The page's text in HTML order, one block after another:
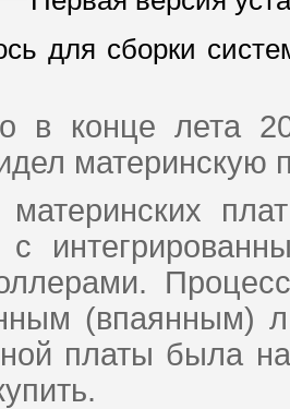
для сборки
в конце лета
материнскую
с
(впаянным)
платы была